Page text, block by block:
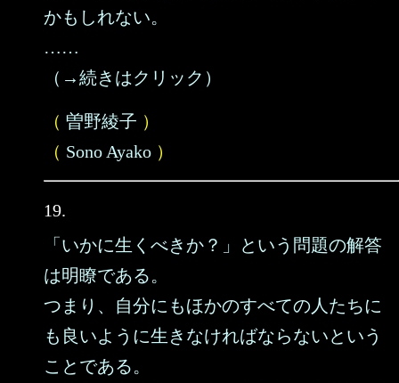
かもしれない。
……
（→続きはクリック）
（ 曽野綾子 ）
（ Sono Ayako ）
19.
「いかに生くべきか？」という問題の解答
は明瞭である。
つまり、自分にもほかのすべての人たちに
も良いように生きなければならないという
ことである。